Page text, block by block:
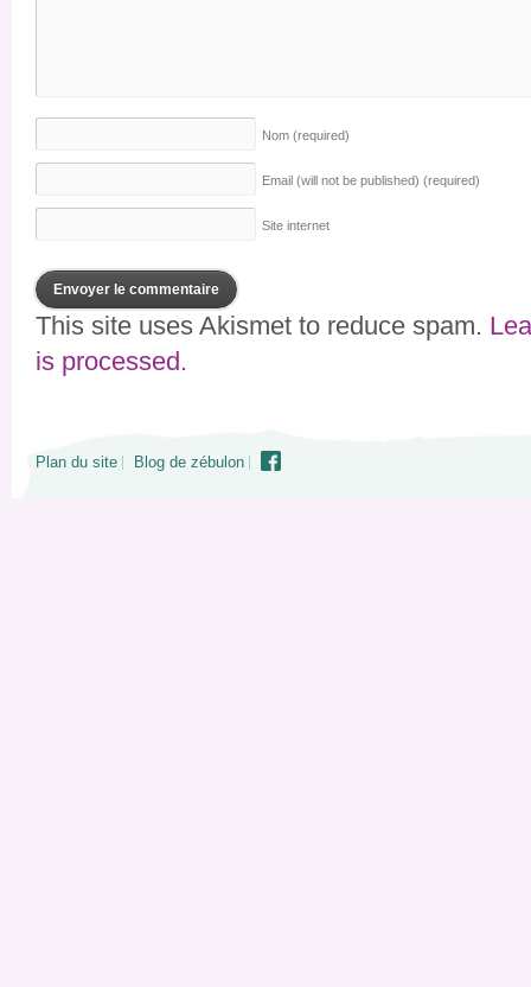
Nom (required)
Email (will not be published) (required)
Site internet
This site uses Akismet to reduce spam.
is processed.
Plan du site Blog de zébulon